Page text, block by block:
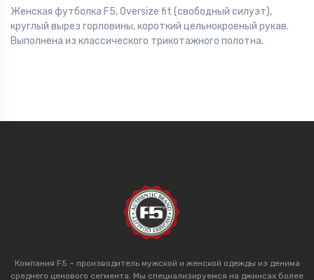
Женская футболка F5, Oversize fit (свободный силуэт),
круглый вырез горловины, короткий цельнокроеный рукав.
Выполнена из классического трикотажного полотна.
Компания F5 – производитель мужской и женской одежды из денима
среднего ценового сегмента. Мы специализируемся на джинсах более